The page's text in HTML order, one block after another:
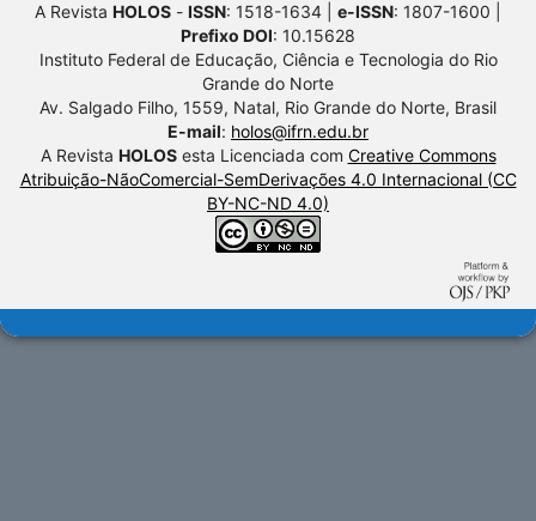
A Revista HOLOS - ISSN: 1518-1634 | e-ISSN: 1807-1600 |
Prefixo DOI: 10.15628
Instituto Federal de Educação, Ciência e Tecnologia do Rio
Grande do Norte
Av. Salgado Filho, 1559, Natal, Rio Grande do Norte, Brasil
E-mail: holos@ifrn.edu.br
A Revista HOLOSesta Licenciada com Creative Commons
Atribuição-NãoComercial-SemDerivações 4.0 Internacional (CC
BY-NC-ND 4.0)